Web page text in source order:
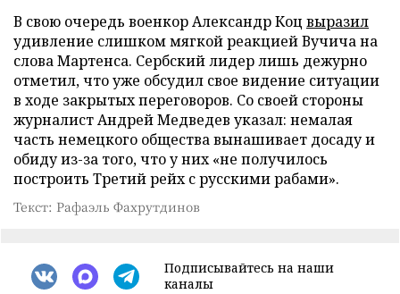
В свою очередь военкор Александр Коц выразил
удивление слишком мягкой реакцией Вучича на
слова Мартенса. Сербский лидер лишь дежурно
отметил, что уже обсудил свое видение ситуации
в ходе закрытых переговоров. Со своей стороны
журналист Андрей Медведев указал: немалая
часть немецкого общества вынашивает досаду и
обиду из-за того, что у них «не получилось
построить Третий рейх с русскими рабами».
Текст: Рафаэль Фахрутдинов
Подписывайтесь на наши
каналы